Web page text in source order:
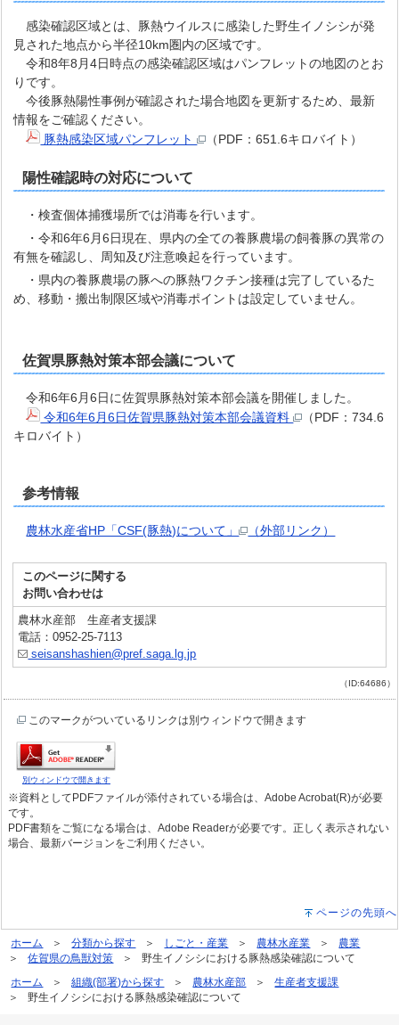
感染確認区域とは、豚熱ウイルスに感染した野生イノシシが発
見された地点から半径10km圏内の区域です。
令和8年8月4日時点の感染確認区域はパンフレットの地図のとお
りです。
今後豚熱陽性事例が確認された場合地図を更新するため、最新
情報をご確認ください。
豚熱感染区域パンフレット
（PDF：651.6キロバイト）
陽性確認時の対応について
・検査個体捕獲場所では消毒を行います。
・令和6年6月6日現在、県内の全ての養豚農場の飼養豚の異常の
有無を確認し、周知及び注意喚起を行っています。
・県内の養豚農場の豚への豚熱ワクチン接種は完了しているた
め、移動・搬出制限区域や消毒ポイントは設定していません。
佐賀県豚熱対策本部会議について
令和6年6月6日に佐賀県豚熱対策本部会議を開催しました。
令和6年6月6日佐賀県豚熱対策本部会議資料
（PDF：734.6
キロバイト）
参考情報
農林水産省HP「CSF(豚熱)について」 （外部リンク）
このページに関する
お問い合わせは
農林水産部 生産者支援課
電話：0952-25-7113
seisanshashien@pref.saga.lg.jp
（ID:64686）
このマークがついているリンクは別ウィンドウで開きます
別ウィンドウで開きます
※資料としてPDFファイルが添付されている場合は、Adobe Acrobat(R)が必要
です。
PDF書類をご覧になる場合は、Adobe Readerが必要です。正しく表示されない
場合、最新バージョンをご利用ください。
ページの先頭へ
ホーム 分類から探す しごと・産業 農林水産業
農業
佐賀県の鳥獣対策
野生イノシシにおける豚熱感染確認について
ホーム
組織(部署)から探す 農林水産部
生産者支援課
野生イノシシにおける豚熱感染確認について